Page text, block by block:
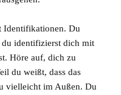
Identifikationen. Du
identifizierst dich mit
Höre auf, dich zu
du weißt, dass das
vielleicht im Außen. Du